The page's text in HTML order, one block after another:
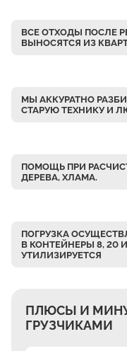
Михайловская
Поповка
Кривцы
Бритово
Верхнее Велино
Нижнее Велино
ВСЕ ОТХОДЫ ПОСЛЕ
ВЫНОСЯТСЯ ИЗ
МЫ АККУРАТНО
СТАРУЮ ТЕХНИКУ И
ПОМОЩЬ ПРИ
ДЕРЕВА, ХЛАМА.
ПОГРУЗКА
В КОНТЕЙНЕРЫ 8, 20
УТИЛИЗИРУЕТСЯ
ПЛЮСЫ И
ГРУЗЧИКАМИ